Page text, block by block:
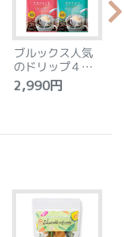
ブルックス人気
のドリップ４種
セット
2,990円